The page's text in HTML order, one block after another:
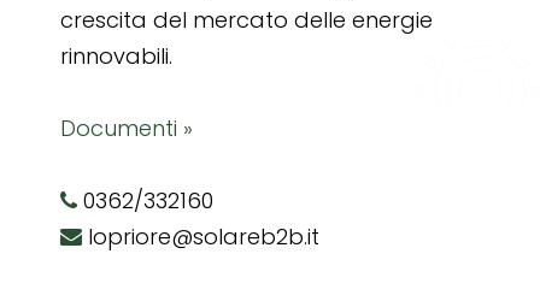
crescita del mercato delle energie
rinnovabili.
Documenti »
0362/332160
lopriore@solareb2b.it